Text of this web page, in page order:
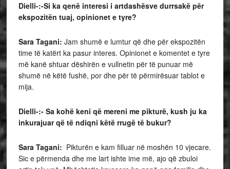
Dielli-:-Si ka qenë interesi i artdashësve durrsakë për
ekspozitën tuaj, opinionet e tyre?
Sara Tagani: Jam shumë e lumtur që dhe për ekspozitën
time të katërt ka pasur interes. Opinionet e komentet e tyre
më kanë shtuar dëshirën e vullnetin për të punuar më
shumë në këtë fushë, por dhe për të përmirësuar tablot e
mija.
Dielli-:- Sa kohë keni që mereni me pikturë, kush ju ka
inkurajuar që të ndiqni këtë rrugë të bukur?
Sara Tagani: Pikturën e kam filluar në moshën 10 vjecare.
Sic e përmenda dhe me lart ishte ime më, ajo që zbuloi